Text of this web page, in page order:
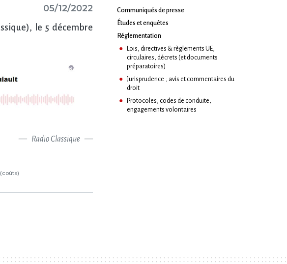
05/12/2022
le 5 décembre
Radio Classique
Communiqués de presse
Études et enquêtes
Réglementation
Lois, directives & règlements UE,
circulaires, décrets (et documents
préparatoires)
Jurisprudence ; avis et commentaires du
droit
Protocoles, codes de conduite,
engagements volontaires